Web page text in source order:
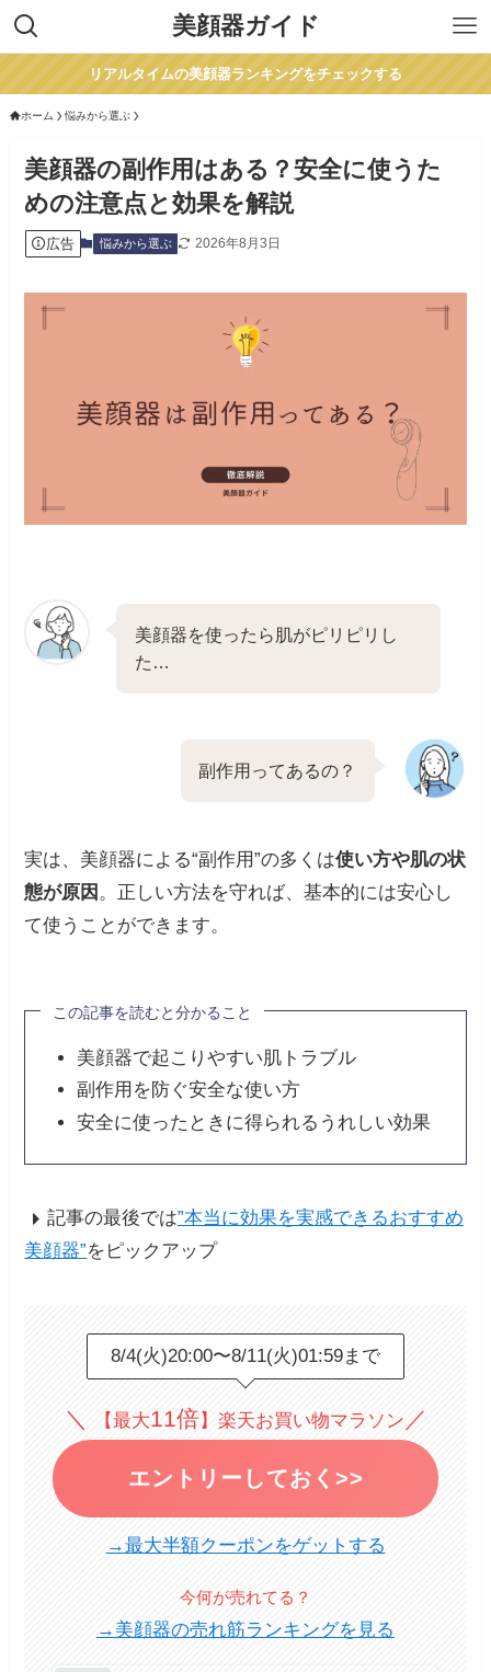
美顔器ガイド
リアルタイムの美顔器ランキングをチェックする
ホーム 悩みから選ぶ
美顔器の副作用はある？安全に使うた
めの注意点と効果を解説
広告 悩みから選ぶ 2026年8月3日
美顔器を使ったら肌がピリピリし
た…
副作用ってあるの？
実は、美顔器による“副作用”の多くは使い方や肌の状
態が原因 。正しい方法を守れば、基本的には安心し
て使うことができます。
この記事を読むと分かること
美顔器で起こりやすい肌トラブル
副作用を防ぐ安全な使い方
安全に使ったときに得られるうれしい効果
記事の最後では”本当に効果を実感できるおすすめ
美顔器”をピックアップ
8/4(火)20:00〜8/11(火)01:59まで
＼ 【最大11倍】楽天お買い物マラソン ／
エントリーしておく>>
→最大半額クーポンをゲットする
今何が売れてる？
→美顔器の売れ筋ランキングを見る